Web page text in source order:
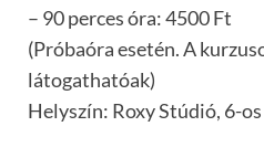
– 90 perces óra: 4500 Ft
(Próbaóra esetén. A
látogathatóak)
Helyszín: Roxy Stúdió, 6-